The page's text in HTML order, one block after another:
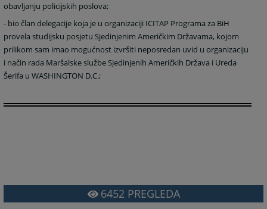
obavljanju policijskih poslova;
- bio član delegacije koja je uorganizaciji ICITAP Programa za BiH
provela studijsku posjetu Sjedinjenim Američkim Državama, kojom
prilikom sam imao mogućnost izvršiti neposredan uvid u organizaciju
i način rada Maršalske službe Sjedinjenih Američkih Država i Ureda
Šerifa u WASHINGTON D.C.;
6452PREGLEDA